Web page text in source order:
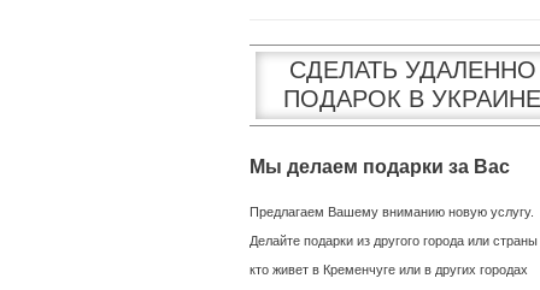
СДЕЛАТЬ УДАЛЕННО
ПОДАРОК В УКРАИНЕ
Мы делаем подарки за Вас
Предлагаем Вашему вниманию новую услугу.
Делайте подарки из другого города или страны
кто живет в Кременчуге или в других городах